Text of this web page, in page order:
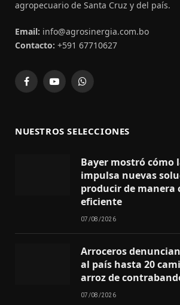
agropecuario de Santa Cruz y del país.
Email: info@agrosinergia.com.bo
Contacto: +591 67710627
FacebookYouTubeWhatsApp
NUESTROS SELECCIONES
Bayer mostró cómo
impulsa nuevas
producir de manera
eficiente
07/08/2026
Arroceros
al país hasta 20
arroz de
07/08/2026